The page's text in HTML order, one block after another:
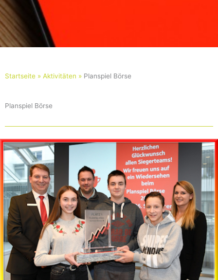
Startseite » Aktivitäten » Planspiel Börse
Planspiel Börse